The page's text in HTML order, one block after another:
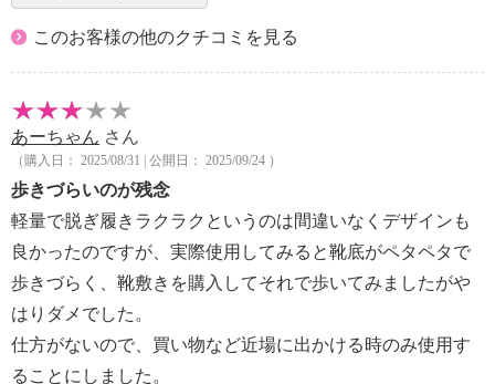
このお客様の他のクチコミを見る
あーちゃん さん
（購入日： 2025/08/31 | 公開日： 2025/09/24 ）
歩きづらいのが残念
軽量で脱ぎ履きラクラクというのは間違いなくデザインも
良かったのですが、実際使用してみると靴底がペタペタで
歩きづらく、靴敷きを購入してそれで歩いてみましたがや
はりダメでした。
仕方がないので、買い物など近場に出かける時のみ使用す
ることにしました。